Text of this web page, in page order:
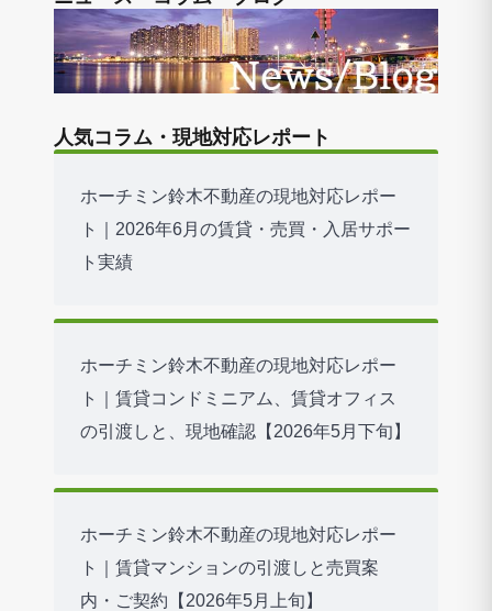
人気コラム・現地対応レポート
ホーチミン鈴木不動産の現地対応レポー
ト｜2026年6月の賃貸・売買・入居サポー
ト実績
ホーチミン鈴木不動産の現地対応レポー
ト｜賃貸コンドミニアム、賃貸オフィス
の引渡しと、現地確認【2026年5月下旬】
ホーチミン鈴木不動産の現地対応レポー
ト｜賃貸マンションの引渡しと売買案
内・ご契約【2026年5月上旬】